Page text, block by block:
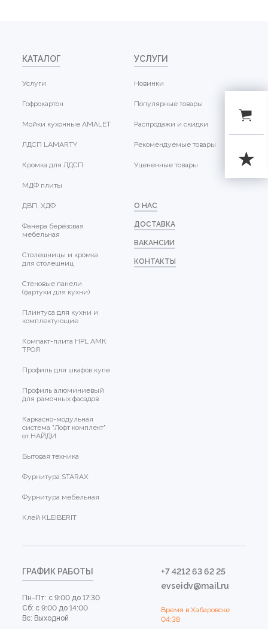
КАТАЛОГ
Услуги
Гофрокартон
Мойки кухонные AMALET
ЛДСП LAMARTY
Кромка для ЛДСП
МДФ плиты
ДВП, ХДФ
Фанера берёзовая
мебельная
Столешницы и кромка
для столешниц
Стеновые панели
(фартуки для кухни)
Плинтуса для кухни и
комплектующие
Компакт-плита HPL АМК
ТРОЯ
Профиль для шкафов купе
Профиль алюминиевый
для рамочных фасадов
Каркасно-модульная
система "Лофт комплект"
от НАЙДИ
Бытовая техника
Фурнитура STARAX
Фурнитура мебельная
Клей KLEIBERIT
УСЛУГИ
Новинки
Популярные товары
Распродажи и скидки
Рекомендуемые товары
Уцененные товары
О НАС
ДОСТАВКА
ВАКАНСИИ
КОНТАКТЫ
ГРАФИК РАБОТЫ
Пн-Пт: с 9:00 до 17:30
Сб: с 9:00 до 14:00
Вс: Выходной
+7 4212 63 62 25
evseidv@mail.ru
Время в Хабаровске
04:38